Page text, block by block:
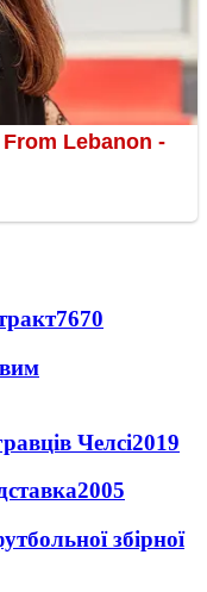
7670
Челсі2019
2005
збірної